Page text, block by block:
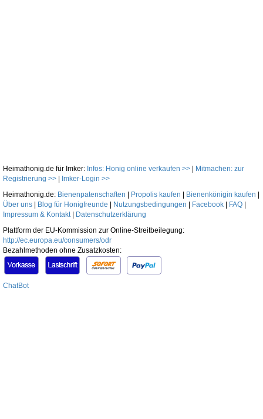
Heimathonig.de für Imker: Infos: Honig online verkaufen >>
Mitmachen: zur
Registrierung >>
Imker-Login >>
Heimathonig.de: Bienenpatenschaften Propolis kaufen Bienenkönigin kaufen
Über uns
Blog für Honigfreunde Nutzungsbedingungen Facebook FAQ
Impressum & Kontakt|
Datenschutzerklärung
Plattform der EU-Kommission zur Online-Streitbeilegung:
http://ec.europa.eu/consumers/odr
Bezahlmethoden ohne Zusatzkosten:
ChatBot